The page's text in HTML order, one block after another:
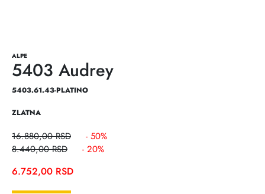
ALPE
5403 Audrey
5403.61.43-PLATINO
ZLATNA
16.880,00RSD
- 50%
8.440,00RSD - 20%
6.752,00 RSD